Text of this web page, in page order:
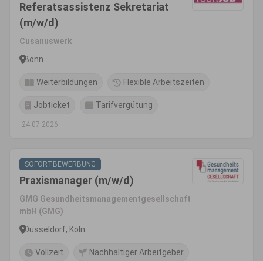
Referatsassistenz Sekretariat
(m/w/d)
Cusanuswerk
Bonn
Weiterbildungen Flexible Arbeitszeiten
Jobticket Tarifvergütung
24.07.2026
SOFORTBEWERBUNG
Praxismanager (m/w/d)
GMG Gesundheitsmanagementgesellschaft
mbH (GMG)
Düsseldorf, Köln
Vollzeit Nachhaltiger Arbeitgeber